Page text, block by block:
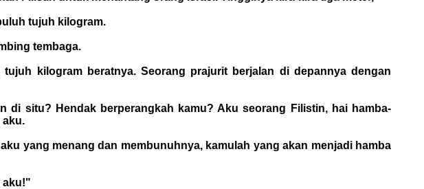
tujuh kilogram.
tembaga.
kilogram beratnya. Seorang prajurit berjalan di depannya dengan
di situ? Hendak berperangkah kamu? Aku seorang Filistin, hai hamba-
aku.
yang menang dan membunuhnya, kamulah yang akan menjadi hamba
aku!"